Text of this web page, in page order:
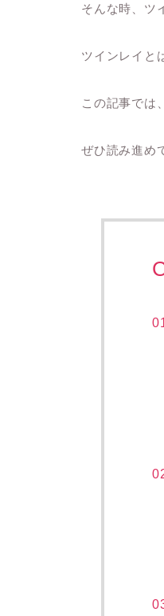
そんな時、ツ
ツインレイと
この記事では
ぜひ読み進め